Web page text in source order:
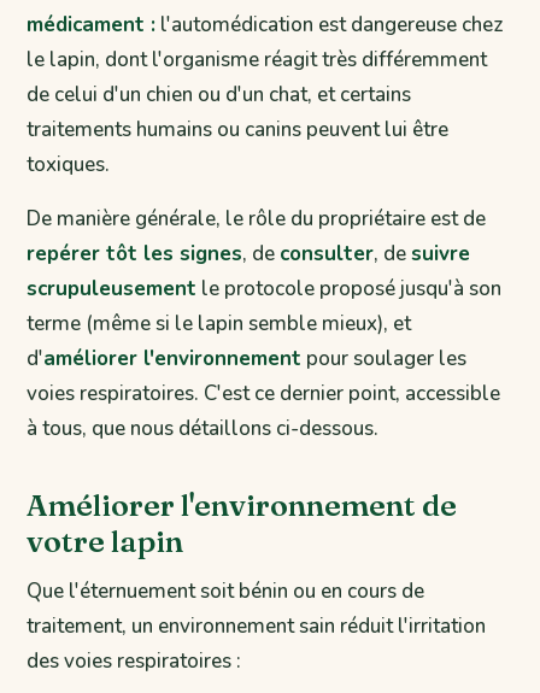
médicament : l'automédication est dangereuse chez
le lapin, dont l'organisme réagit très différemment
de celui d'un chien ou d'un chat, et certains
traitements humains ou canins peuvent lui être
toxiques.
De manière générale, le rôle du propriétaire est de
repérer tôt les signes, de consulter, desuivre
scrupuleusement le protocole proposé jusqu'à son
terme (même si le lapin semble mieux), et
d'améliorer l'environnement pour soulager les
voies respiratoires. C'est ce dernier point, accessible
à tous, que nous détaillons ci-dessous.
Améliorer l'environnement de
votre lapin
Que l'éternuement soit bénin ou en cours de
traitement, un environnement sain réduit l'irritation
des voies respiratoires :